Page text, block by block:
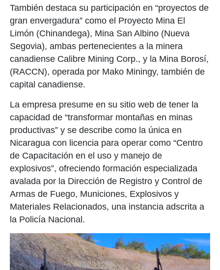
También destaca su participación en “proyectos de
gran envergadura” como el Proyecto Mina El
Limón (Chinandega), Mina San Albino (Nueva
Segovia), ambas pertenecientes a la minera
canadiense Calibre Mining Corp., y la Mina Borosí,
(RACCN), operada por Mako Miningy, también de
capital canadiense.
La empresa presume en su sitio web de tener la
capacidad de “transformar montañas en minas
productivas” y se describe como la única en
Nicaragua con licencia para operar como “Centro
de Capacitación en el uso y manejo de
explosivos”, ofreciendo formación especializada
avalada por la Dirección de Registro y Control de
Armas de Fuego, Municiones, Explosivos y
Materiales Relacionados, una instancia adscrita a
la Policía Nacional.